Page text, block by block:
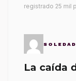
registrado 25 mil
La caída